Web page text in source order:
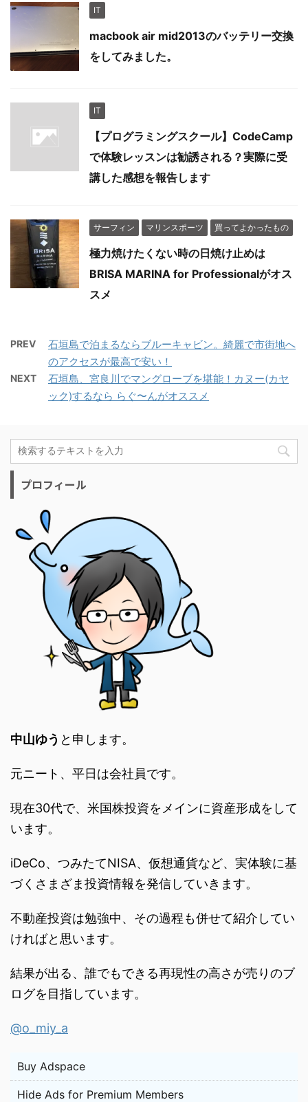
IT
macbook air mid2013のバッテリー交換
をしてみました。
IT
【プログラミングスクール】CodeCamp
で体験レッスンは勧誘される？実際に受
講した感想を報告します
サーフィン マリンスポーツ 買ってよかったもの
極力焼けたくない時の日焼け止めは
BRISA MARINA for Professionalがオス
スメ
PREV
石垣島で泊まるならブルーキャビン。綺麗で市街地へ
のアクセスが最高で安い！
NEXT
石垣島、宮良川でマングローブを堪能！カヌー(カヤ
ック)するなら らぐ〜んがオススメ
プロフィール
中山ゆう と申します。
元ニート、平日は会社員です。
現在30代で、米国株投資をメインに資産形成をして
います。
iDeCo、つみたてNISA、仮想通貨など、実体験に基
づくさまざま投資情報を発信していきます。
不動産投資は勉強中、その過程も併せて紹介してい
ければと思います。
結果が出る、誰でもできる再現性の高さが売りのブ
ログを目指しています。
@o_miy_a
Buy Adspace
Hide Ads for Premium Members